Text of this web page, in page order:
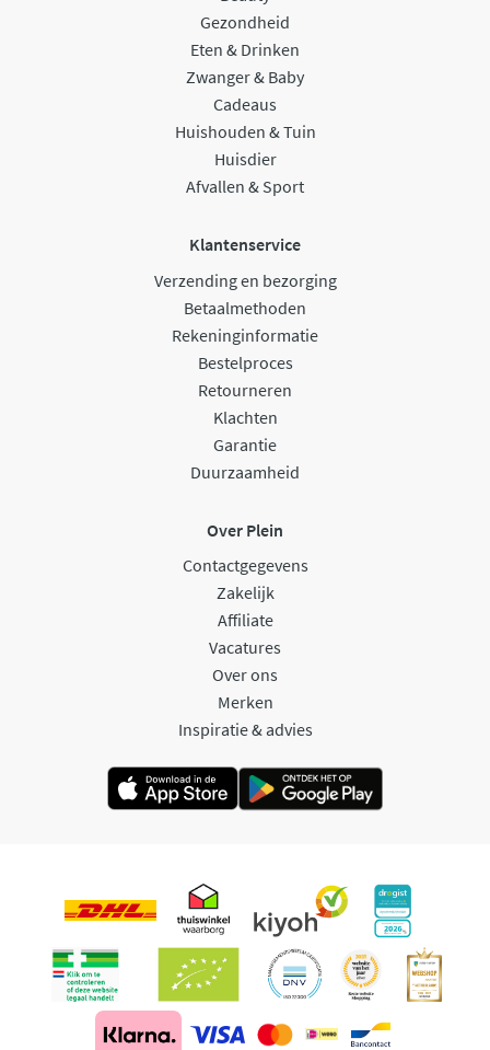
Gezondheid
Eten & Drinken
Zwanger & Baby
Cadeaus
Huishouden & Tuin
Huisdier
Afvallen & Sport
Klantenservice
Verzending en bezorging
Betaalmethoden
Rekeninginformatie
Bestelproces
Retourneren
Klachten
Garantie
Duurzaamheid
Over Plein
Contactgegevens
Zakelijk
Affiliate
Vacatures
Over ons
Merken
Inspiratie & advies